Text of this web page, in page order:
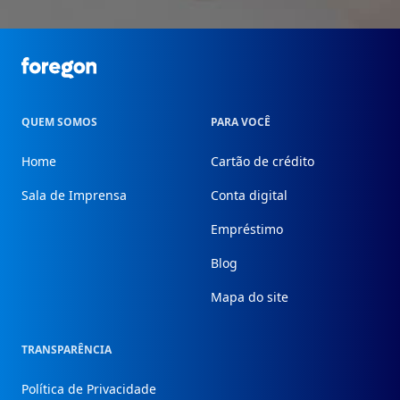
Foregon.com
QUEM SOMOS
Home
Sala de Imprensa
PARA VOCÊ
Cartão de crédito
Conta digital
Empréstimo
Blog
Mapa do site
TRANSPARÊNCIA
Política de Privacidade